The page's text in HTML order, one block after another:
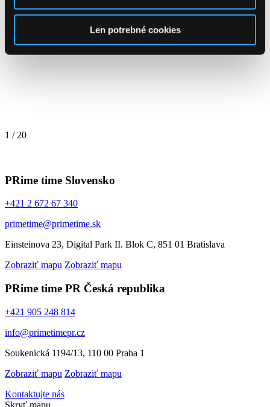
Len potrebné cookies
1 / 20
PRime time Slovensko
+421 2 672 67 340
primetime@primetime.sk
Einsteinova 23, Digital Park II. Blok C, 851 01 Bratislava
Zobraziť mapu Zobraziť mapu
PRime time PR Česká republika
+421 905 248 814
info@primetimepr.cz
Soukenická 1194/13, 110 00 Praha 1
Zobraziť mapu Zobraziť mapu
Kontaktujte nás
Skryť mapu